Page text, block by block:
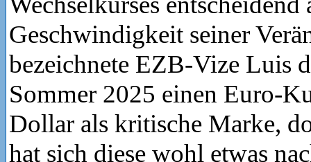
Geschwindigkeit seiner
bezeichnete EZB-Vize Luis
Sommer 2025 einen Euro-
Dollar als kritische Marke,
hat sich diese wohl etwas